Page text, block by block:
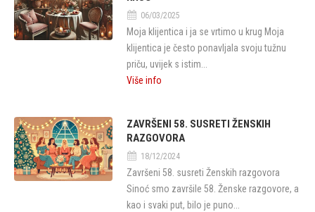
06/03/2025
Moja klijentica i ja se vrtimo u krug Moja
klijentica je često ponavljala svoju tužnu
priču, uvijek s istim...
Više info
ZAVRŠENI 58. SUSRETI ŽENSKIH
RAZGOVORA
18/12/2024
Završeni 58. susreti Ženskih razgovora
Sinoć smo završile 58. Ženske razgovore, a
kao i svaki put, bilo je puno...